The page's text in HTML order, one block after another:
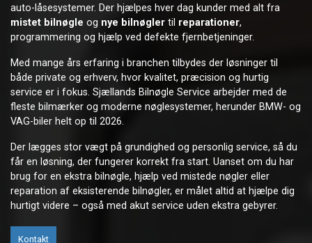
auto-låsesystemer. Der hjælpes hver dag kunder med alt fra
mistet bilnøgle og nye bilnøgler til reparationer,
programmering og hjælp ved defekte fjernbetjeninger.
Med mange års erfaring i branchen tilbydes der løsninger til
både private og erhverv, hvor kvalitet, præcision og hurtig
service er i fokus. Sjællands Bilnøgle Service arbejder med de
fleste bilmærker og moderne nøglesystemer, herunder BMW- og
VAG-biler helt op til 2026.
Der lægges stor vægt på grundighed og personlig service, så du
får en løsning, der fungerer korrekt fra start. Uanset om du har
brug for en ekstra bilnøgle, hjælp ved mistede nøgler eller
reparation af eksisterende bilnøgler, er målet altid at hjælpe dig
hurtigt videre – også med akut service uden ekstra gebyrer.
Kontakt